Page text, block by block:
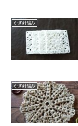
かぎ針編み
かぎ針編み